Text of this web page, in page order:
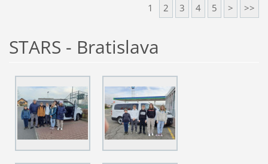
1 2 3 4 5 > >>
STARS - Bratislava